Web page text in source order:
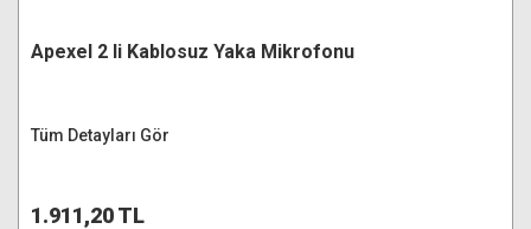
Apexel 2 li Kablosuz Yaka Mikrofonu
Tüm Detayları Gör
1.911,20 TL